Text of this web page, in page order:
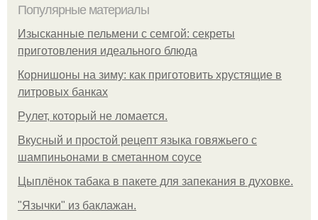
Популярные материалы
Изысканные пельмени с семгой: секреты
приготовления идеального блюда
Корнишоны на зиму: как приготовить хрустящие в
литровых банках
Рулет, который не ломается.
Вкусный и простой рецепт языка говяжьего с
шампиньонами в сметанном соусе
Цыплёнок табака в пакете для запекания в духовке.
"Язычки" из баклажан.